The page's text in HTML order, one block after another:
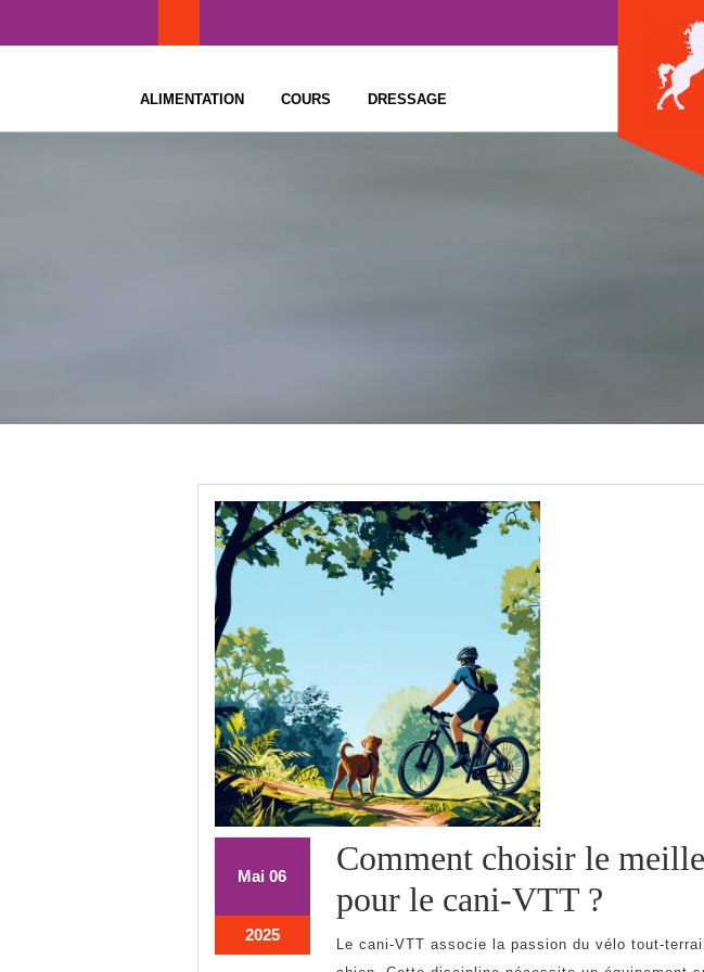
ALIMENTATION COURS DRESSAGE
Mai 6066
20256
mai
Comment choisir le
pour le cani-VTT ?
choisir